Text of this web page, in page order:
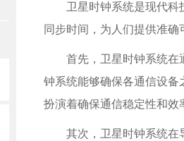
卫星时钟系统是现代
同步时间，为人们提供准确
首先，卫星时钟系统在
钟系统能够确保各通信设
扮演着确保通信稳定性和效
其次，卫星时钟系统在